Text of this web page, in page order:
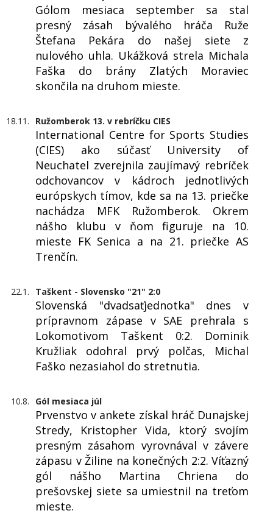
Gólom mesiaca september sa stal
presný zásah bývalého hráča Ruže
Štefana Pekára do našej siete z
nulového uhla. Ukážková strela Michala
Faška do brány Zlatých Moraviec
skončila na druhom mieste.
18.11. Ružomberok 13. v rebríčku CIES
International Centre for Sports Studies
(CIES) ako súčasť University of
Neuchatel zverejnila zaujímavý rebríček
odchovancov v kádroch jednotlivých
európskych tímov, kde sa na 13. priečke
nachádza MFK Ružomberok. Okrem
nášho klubu v ňom figuruje na 10.
mieste FK Senica a na 21. priečke AS
Trenčín.
22.1. Taškent - Slovensko "21" 2:0
Slovenská "dvadsaťjednotka" dnes v
prípravnom zápase v SAE prehrala s
Lokomotivom Taškent 0:2. Dominik
Kružliak odohral prvý polčas, Michal
Faško nezasiahol do stretnutia.
10.8. Gól mesiaca júl
Prvenstvo v ankete získal hráč Dunajskej
Stredy, Kristopher Vida, ktorý svojím
presným zásahom vyrovnával v závere
zápasu v Žiline na konečných 2:2. Víťazný
gól nášho Martina Chriena do
prešovskej siete sa umiestnil na treťom
mieste.